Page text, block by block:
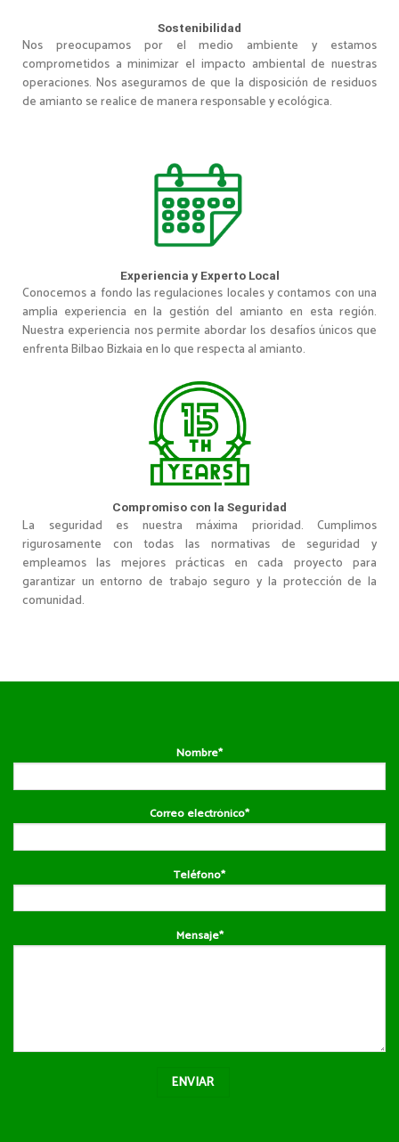
Sostenibilidad
Nos preocupamos por el medio ambiente y estamos
comprometidos a minimizar el impacto ambiental de nuestras
operaciones. Nos aseguramos de que la disposición de residuos
de amianto se realice de manera responsable y ecológica.
Experiencia y Experto Local
Conocemos a fondo las regulaciones locales y contamos con una
amplia experiencia en la gestión del amianto en esta región.
Nuestra experiencia nos permite abordar los desafíos únicos que
enfrenta Bilbao Bizkaia en lo que respecta al amianto.
Compromiso con la Seguridad
La seguridad es nuestra máxima prioridad. Cumplimos
rigurosamente con todas las normativas de seguridad y
empleamos las mejores prácticas en cada proyecto para
garantizar un entorno de trabajo seguro y la protección de la
comunidad.
Nombre*
Correo electrónico*
Teléfono*
Mensaje*